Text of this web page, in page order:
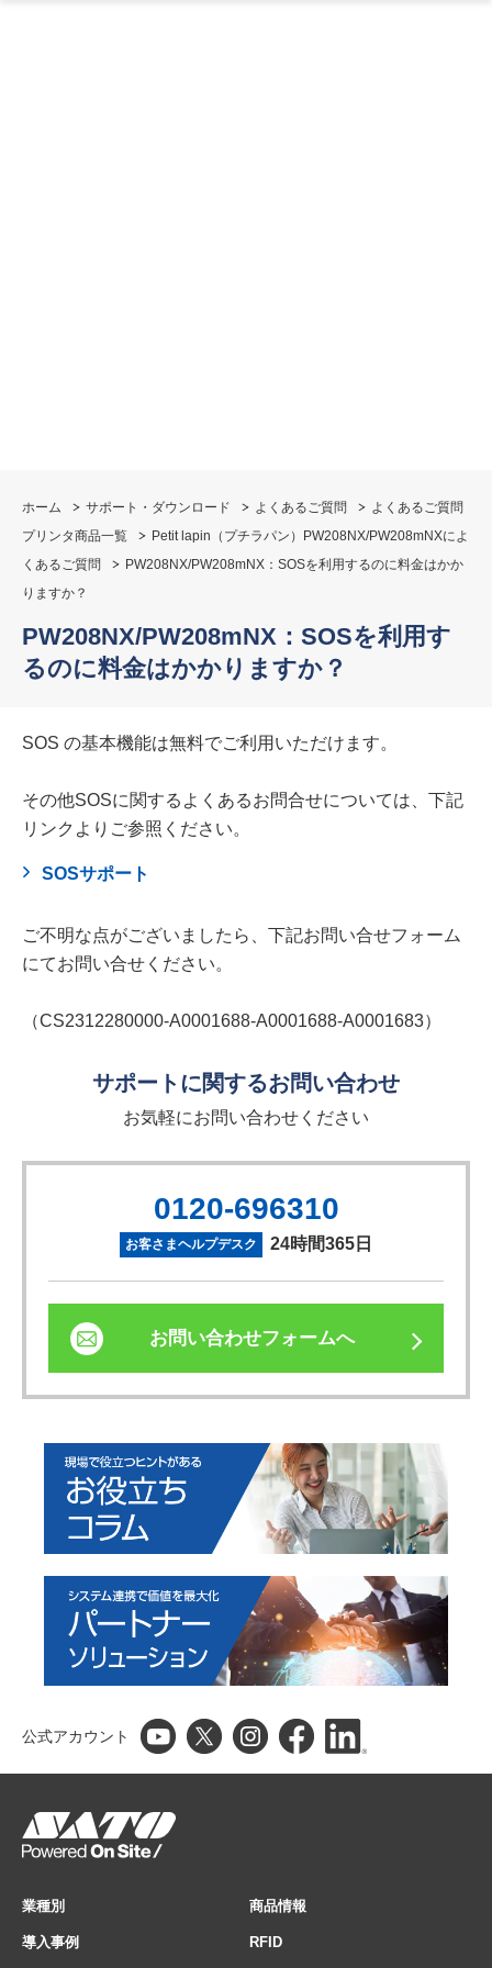
ホーム サポート・ダウンロード よくあるご質問
よくあるご質問
プリンタ商品一覧
Petit lapin（プチラパン）PW208NX/PW208mNXによ
くあるご質問
PW208NX/PW208mNX：SOSを利用するのに料金はかか
りますか？
PW208NX/PW208mNX：SOSを利用す
るのに料金はかかりますか？
SOS の基本機能は無料でご利用いただけます。
その他SOSに関するよくあるお問合せについては、下記
リンクよりご参照ください。
SOSサポート
ご不明な点がございましたら、下記お問い合せフォーム
にてお問い合せください。
（CS2312280000-A0001688-A0001688-A0001683）
サポートに関するお問い合わせ
お気軽にお問い合わせください
0120-696310
お客さまヘルプデスク 24時間365日
お問い合わせフォームへ
公式アカウント
業種別 商品情報
導入事例 RFID